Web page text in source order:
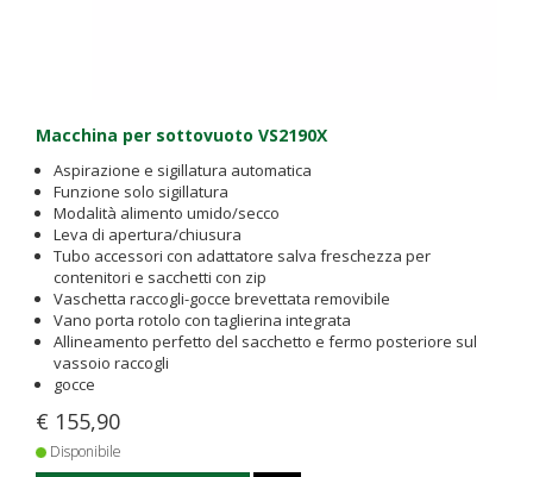
Macchina per sottovuoto VS2190X
Aspirazione e sigillatura automatica
Funzione solo sigillatura
Modalità alimento umido/secco
Leva di apertura/chiusura
Tubo accessori con adattatore salva freschezza per
contenitori e sacchetti con zip
Vaschetta raccogli-gocce brevettata removibile
Vano porta rotolo con taglierina integrata
Allineamento perfetto del sacchetto e fermo posteriore sul
vassoio raccogli
gocce
€ 155,90
Disponibile